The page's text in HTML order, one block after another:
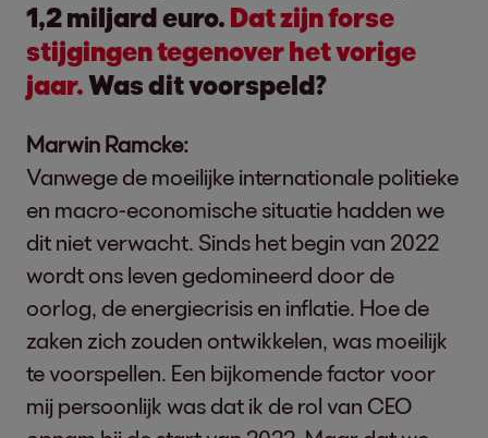
1,2 miljard euro. Dat zijn forse
stijgingen tegenover het vorige
jaar.Was dit voorspeld?
Marwin Ramcke:
Vanwege de moeilijke internationale politieke
en macro-economische situatie hadden we
dit niet verwacht. Sinds het begin van 2022
wordt ons leven gedomineerd door de
oorlog, de energiecrisis en inflatie. Hoe de
zaken zich zouden ontwikkelen, was moeilijk
te voorspellen. Een bijkomende factor voor
mij persoonlijk was dat ik de rol van CEO